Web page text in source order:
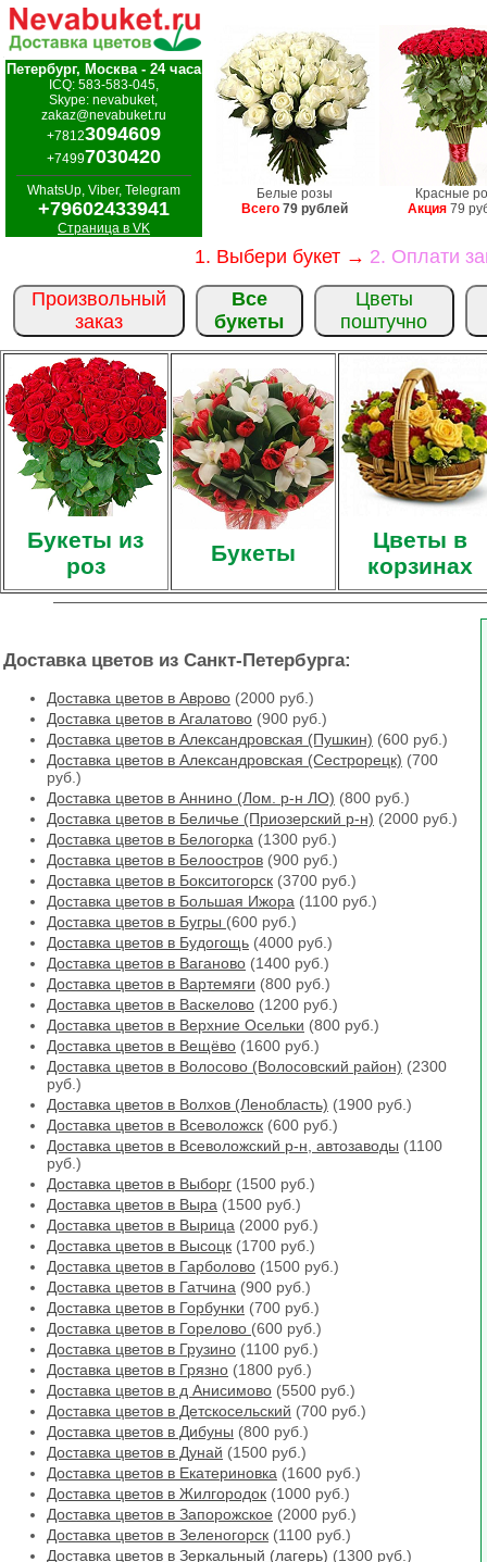
Петербург, Москва - 24 часа
ICQ: 583-583-045,
Skype: nevabuket,
zakaz@nevabuket.ru
+78123094609
+74997030420
WhatsUp, Viber, Telegram
+79602433941
Страница в VK
Белые розы
Всего 79 рублей
Красные
Акция 79
1. Выбери букет → 2. Оплати
Произвольный
заказ
Все
букеты
Цветы
поштучно
Букеты из
роз
Букеты
Цветы в
корзинах
Доставка цветов из Санкт-Петербурга:
Доставка цветов в Аврово (2000 руб.)
Доставка цветов в Агалатово (900 руб.)
Доставка цветов в Александровская (Пушкин) (600 руб.)
Доставка цветов в Александровская (Сестрорецк) (700
руб.)
Доставка цветов в Аннино (Лом. р-н ЛО) (800 руб.)
Доставка цветов в Беличье (Приозерский р-н) (2000 руб.)
Доставка цветов в Белогорка (1300 руб.)
Доставка цветов в Белоостров (900 руб.)
Доставка цветов в Бокситогорск (3700 руб.)
Доставка цветов в Большая Ижора (1100 руб.)
Доставка цветов в Бугры (600 руб.)
Доставка цветов в Будогощь (4000 руб.)
Доставка цветов в Ваганово (1400 руб.)
Доставка цветов в Вартемяги (800 руб.)
Доставка цветов в Васкелово (1200 руб.)
Доставка цветов в Верхние Осельки (800 руб.)
Доставка цветов в Вещёво (1600 руб.)
Доставка цветов в Волосово (Волосовский район) (2300
руб.)
Доставка цветов в Волхов (Ленобласть) (1900 руб.)
Доставка цветов в Всеволожск (600 руб.)
Доставка цветов в Всеволожский р-н, автозаводы (1100
руб.)
Доставка цветов в Выборг (1500 руб.)
Доставка цветов в Выра (1500 руб.)
Доставка цветов в Вырица (2000 руб.)
Доставка цветов в Высоцк (1700 руб.)
Доставка цветов в Гарболово (1500 руб.)
Доставка цветов в Гатчина (900 руб.)
Доставка цветов в Горбунки (700 руб.)
Доставка цветов в Горелово (600 руб.)
Доставка цветов в Грузино (1100 руб.)
Доставка цветов в Грязно (1800 руб.)
Доставка цветов в д Анисимово (5500 руб.)
Доставка цветов в Детскосельский (700 руб.)
Доставка цветов в Дибуны (800 руб.)
Доставка цветов в Дунай (1500 руб.)
Доставка цветов в Екатериновка (1600 руб.)
Доставка цветов в Жилгородок (1000 руб.)
Доставка цветов в Запорожское (2000 руб.)
Доставка цветов в Зеленогорск (1100 руб.)
Доставка цветов в Зеркальный (лагерь) (1300 руб.)